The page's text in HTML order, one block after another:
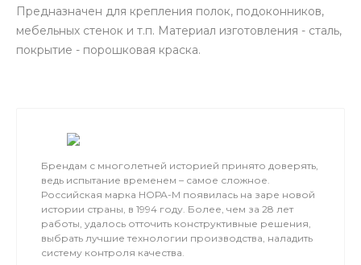
Предназначен для крепления полок, подоконников,
мебельных стенок и т.п. Материал изготовления - сталь,
покрытие - порошковая краска.
Брендам с многолетней историей принято доверять,
ведь испытание временем – самое сложное.
Российская марка НОРА-М появилась на заре новой
истории страны, в 1994 году. Более, чем за 28 лет
работы, удалось отточить конструктивные решения,
выбрать лучшие технологии производства, наладить
систему контроля качества.